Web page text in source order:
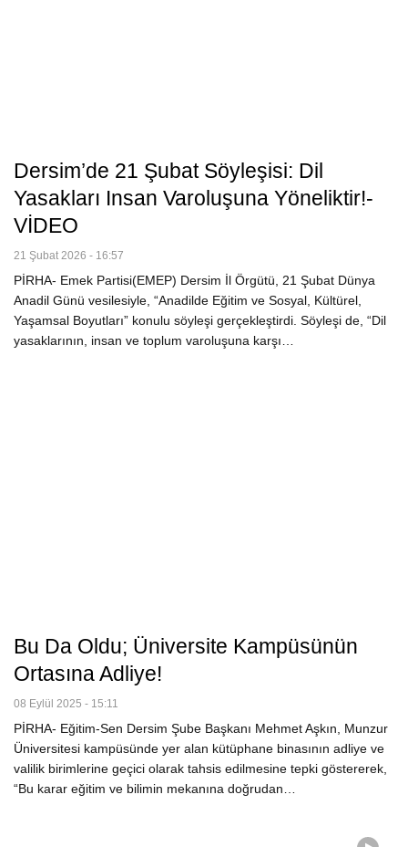
Dersim’de 21 Şubat Söyleşisi: Dil
Yasakları Insan Varoluşuna Yöneliktir!-
VİDEO
21 Şubat 2026 - 16:57
PİRHA- Emek Partisi(EMEP) Dersim İl Örgütü, 21 Şubat Dünya
Anadil Günü vesilesiyle, “Anadilde Eğitim ve Sosyal, Kültürel,
Yaşamsal Boyutları” konulu söyleşi gerçekleştirdi. Söyleşi de, “Dil
yasaklarının, insan ve toplum varoluşuna karşı…
Bu Da Oldu; Üniversite Kampüsünün
Ortasına Adliye!
08 Eylül 2025 - 15:11
PİRHA- Eğitim-Sen Dersim Şube Başkanı Mehmet Aşkın, Munzur
Üniversitesi kampüsünde yer alan kütüphane binasının adliye ve
valilik birimlerine geçici olarak tahsis edilmesine tepki göstererek,
“Bu karar eğitim ve bilimin mekanına doğrudan…